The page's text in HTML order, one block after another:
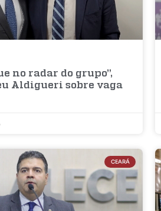
no radar do grupo”,
Aldigueri sobre vaga
CEARÁ